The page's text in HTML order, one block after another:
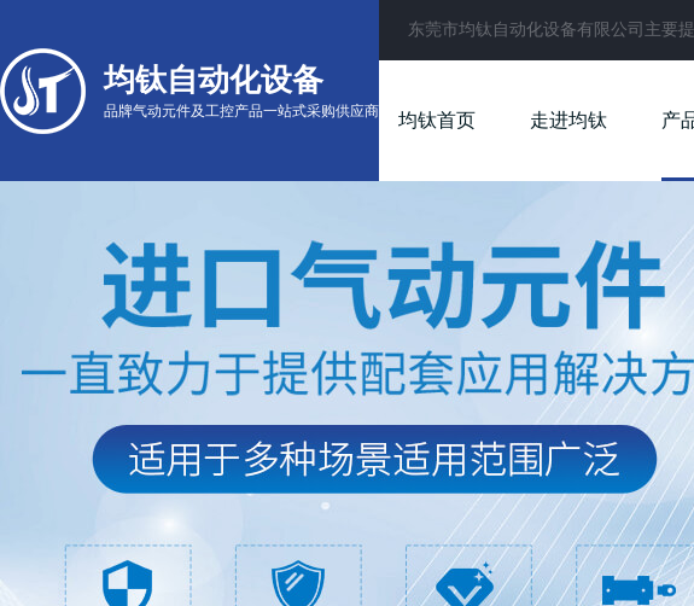
均钛自动化设备
品牌气动元件及工控产品一站式采购供应商
东莞市均钛自动化设备有限公司主要
均钛首页 走进均钛 产